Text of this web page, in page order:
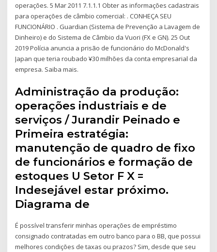
operações. 5 Mar 2011 7.1.1.1 Obter as informações cadastrais
para operações de câmbio comercial: . CONHEÇA SEU
FUNCIONÁRIO . Guardian (Sistema de Prevenção a Lavagem de
Dinheiro) e do Sistema de Câmbio da Vuori (FX e GN). 25 Out
2019 Polícia anuncia a prisão de funcionário do McDonald's
Japan que teria roubado ¥30 milhões da conta empresarial da
empresa. Saiba mais.
Administração da produção:
operações industriais e de
serviços / Jurandir Peinado e
Primeira estratégia:
manutenção de quadro de fixo
de funcionários e formação de
estoques U Setor F X =
Indesejável estar próximo.
Diagrama de
É possível transferir minhas operações de empréstimo
consignado contratadas em outro banco para o BB, que possui
melhores condições de taxas ou prazos? Sim, desde que seu